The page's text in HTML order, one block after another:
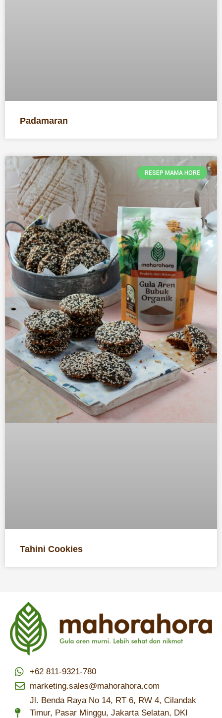
Padamaran
RESEP MAMA HORE
Tahini Cookies
+62 811-9321-780
marketing.sales@mahorahora.com
Jl. Benda Raya No 14, RT 6, RW 4, Cilandak
Timur, Pasar Minggu, Jakarta Selatan, DKI